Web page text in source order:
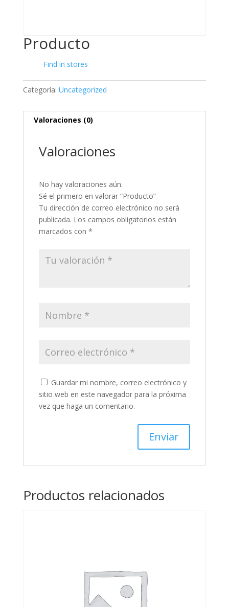
Producto
Find in stores
Categoría: Uncategorized
Valoraciones (0)
Valoraciones
No hay valoraciones aún.
Sé el primero en valorar “Producto”
Tu dirección de correo electrónico no será
publicada. Los campos obligatorios están
marcados con *
Guardar mi nombre, correo electrónico y
sitio web en este navegador para la próxima
vez que haga un comentario.
Productos relacionados